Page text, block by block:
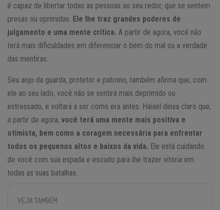
é capaz de libertar todas as pessoas ao seu redor, que se sentem
presas ou oprimidas. Ele lhe traz grandes poderes de
julgamento e uma mente crítica. A partir de agora, você não
terá mais dificuldades em diferenciar o bem do mal ou a verdade
das mentiras.
Seu anjo da guarda, protetor e patrono, também afirma que, com
ele ao seu lado, você não se sentirá mais deprimido ou
estressado, e voltará a ser como era antes. Haiael deixa claro que,
a partir de agora, você terá uma mente mais positiva e
otimista, bem como a coragem necessária para enfrentar
todos os pequenos altos e baixos da vida. Ele está cuidando
de você com sua espada e escudo para lhe trazer vitória em
todas as suas batalhas.
VEJA TAMBÉM